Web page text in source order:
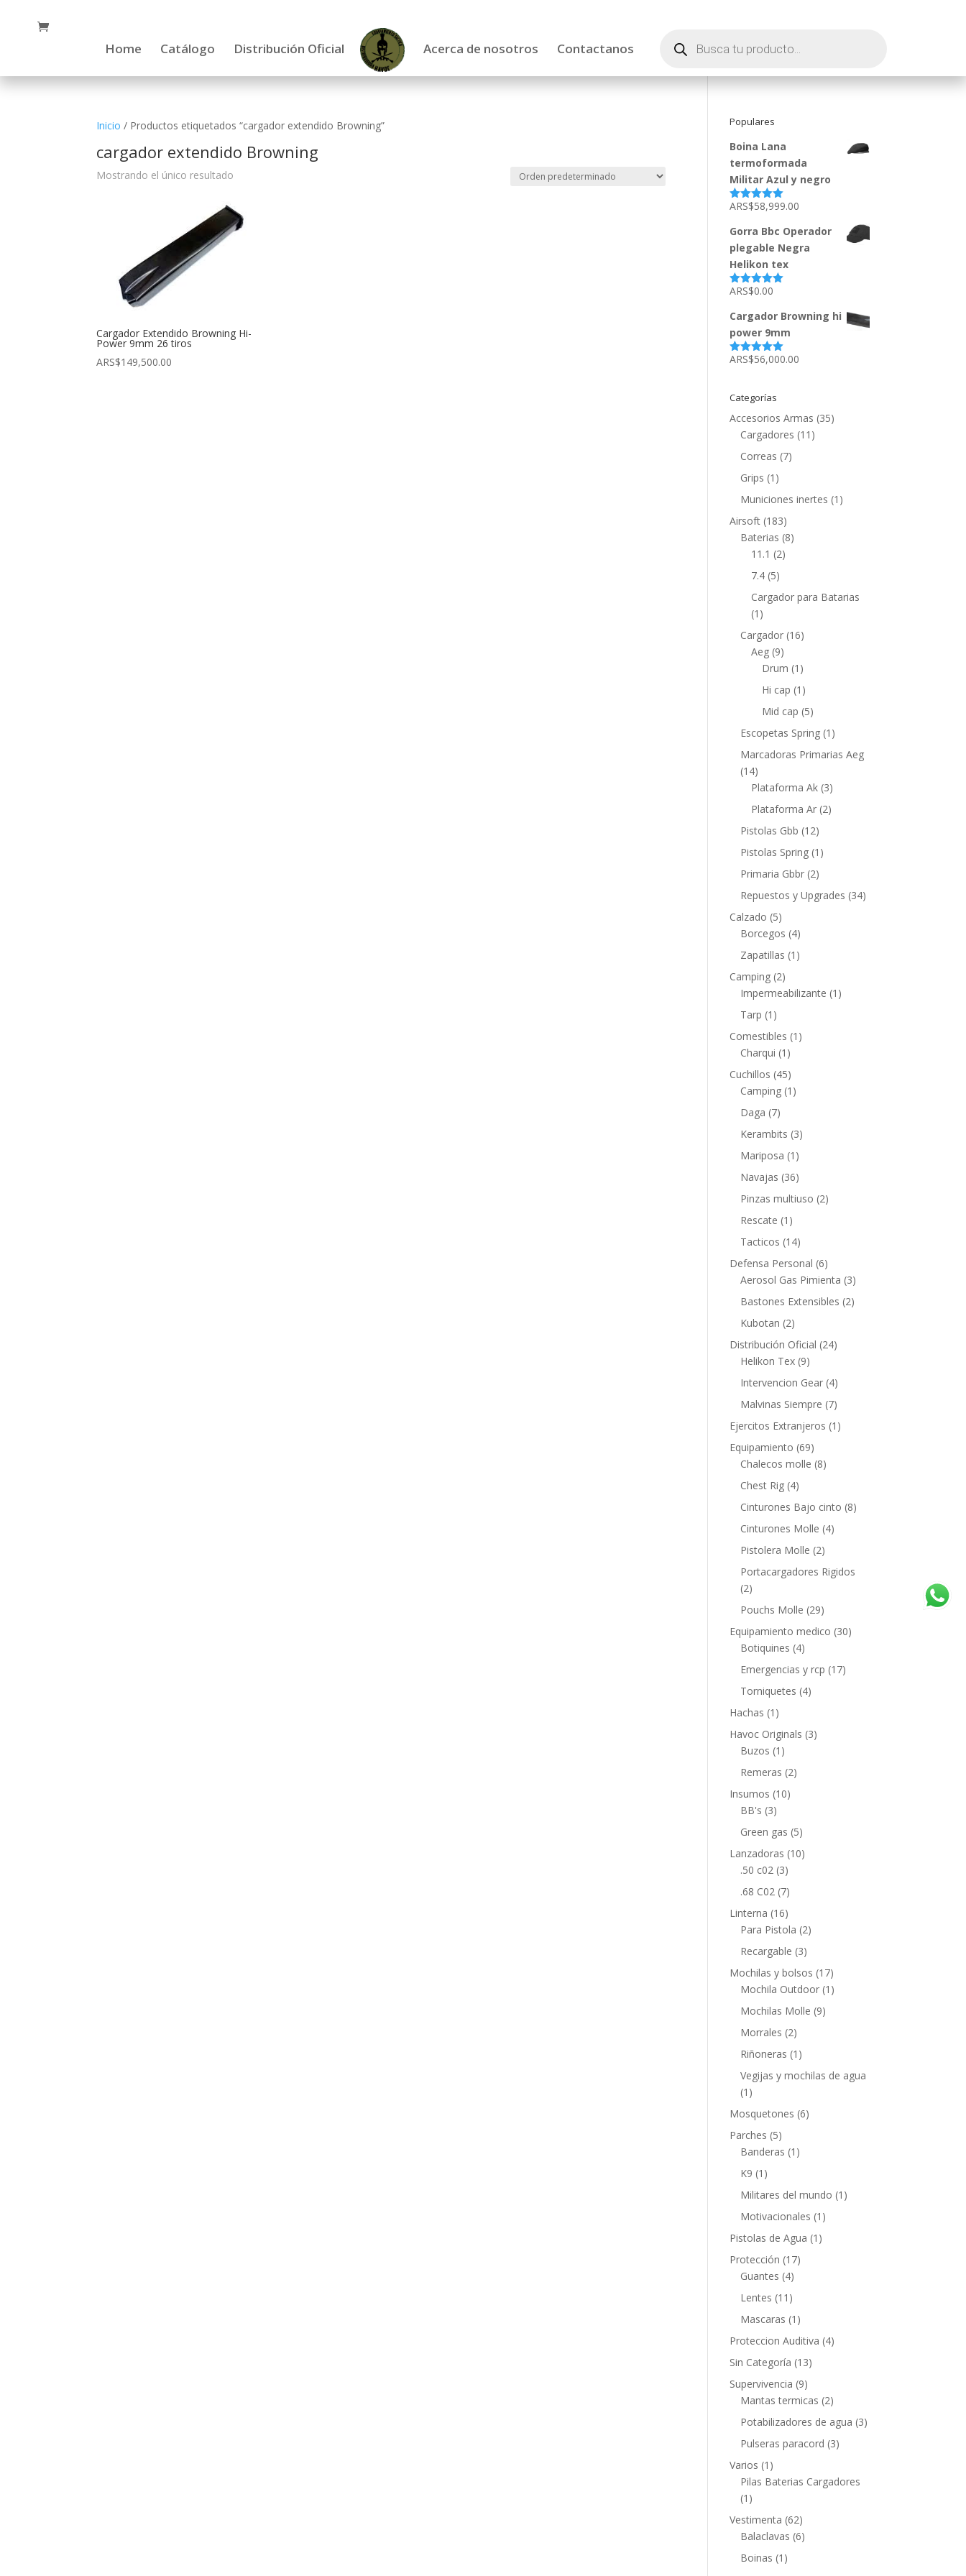
Home Catálogo Distribución Oficial Acerca de nosotros Contactanos productos
Inicio / Productos etiquetados “cargador extendido Browning”
cargador extendido Browning
Mostrando el único resultado
Cargador Extendido Browning Hi-
Power 9mm 26 tiros
ARS$149,500.00
Populares
Boina Lana
termoformada
Militar Azul y negro
Valorado
5
ARS$58,999.00
Gorra Bbc Operador
plegable Negra
Helikon tex
Valorado
5
ARS$0.00
Cargador Browning hi
power 9mm
Valorado
ARS$56,000.00
Categorías
Accesorios Armas (35)
Cargadores (11)
Correas (7)
Grips (1)
Municiones inertes (1)
Airsoft (183)
Baterias (8)
11.1 (2)
7.4 (5)
Cargador para Batarias
(1)
Cargador (16)
Aeg (9)
Drum (1)
Hi cap (1)
Mid cap (5)
Escopetas Spring (1)
Marcadoras Primarias Aeg
(14)
Plataforma Ak (3)
Plataforma Ar (2)
Pistolas Gbb (12)
Pistolas Spring (1)
Primaria Gbbr (2)
Repuestos y Upgrades (34)
Calzado (5)
Borcegos (4)
Zapatillas (1)
Camping (2)
Impermeabilizante (1)
Tarp (1)
Comestibles (1)
Charqui (1)
Cuchillos (45)
Camping (1)
Daga (7)
Kerambits (3)
Mariposa (1)
Navajas (36)
Pinzas multiuso (2)
Rescate (1)
Tacticos (14)
Defensa Personal (6)
Aerosol Gas Pimienta (3)
Bastones Extensibles (2)
Kubotan (2)
Distribución Oficial (24)
Helikon Tex (9)
Intervencion Gear (4)
Malvinas Siempre (7)
Ejercitos Extranjeros (1)
Equipamiento (69)
Chalecos molle (8)
Chest Rig (4)
Cinturones Bajo cinto (8)
Cinturones Molle (4)
Pistolera Molle (2)
Portacargadores Rigidos
(2)
Pouchs Molle (29)
Equipamiento medico (30)
Botiquines (4)
Emergencias y rcp (17)
Torniquetes (4)
Hachas (1)
Havoc Originals (3)
Buzos (1)
Remeras (2)
Insumos (10)
BB's (3)
Green gas (5)
Lanzadoras (10)
.50 c02 (3)
.68 C02 (7)
Linterna (16)
Para Pistola (2)
Recargable (3)
Mochilas y bolsos (17)
Mochila Outdoor (1)
Mochilas Molle (9)
Morrales (2)
Riñoneras (1)
Vegijas y mochilas de agua
(1)
Mosquetones (6)
Parches (5)
Banderas (1)
K9 (1)
Militares del mundo (1)
Motivacionales (1)
Pistolas de Agua (1)
Protección (17)
Guantes (4)
Lentes (11)
Mascaras (1)
Proteccion Auditiva (4)
Sin Categoría (13)
Supervivencia (9)
Mantas termicas (2)
Potabilizadores de agua (3)
Pulseras paracord (3)
Varios (1)
Pilas Baterias Cargadores
(1)
Vestimenta (62)
Balaclavas (6)
Boinas (1)